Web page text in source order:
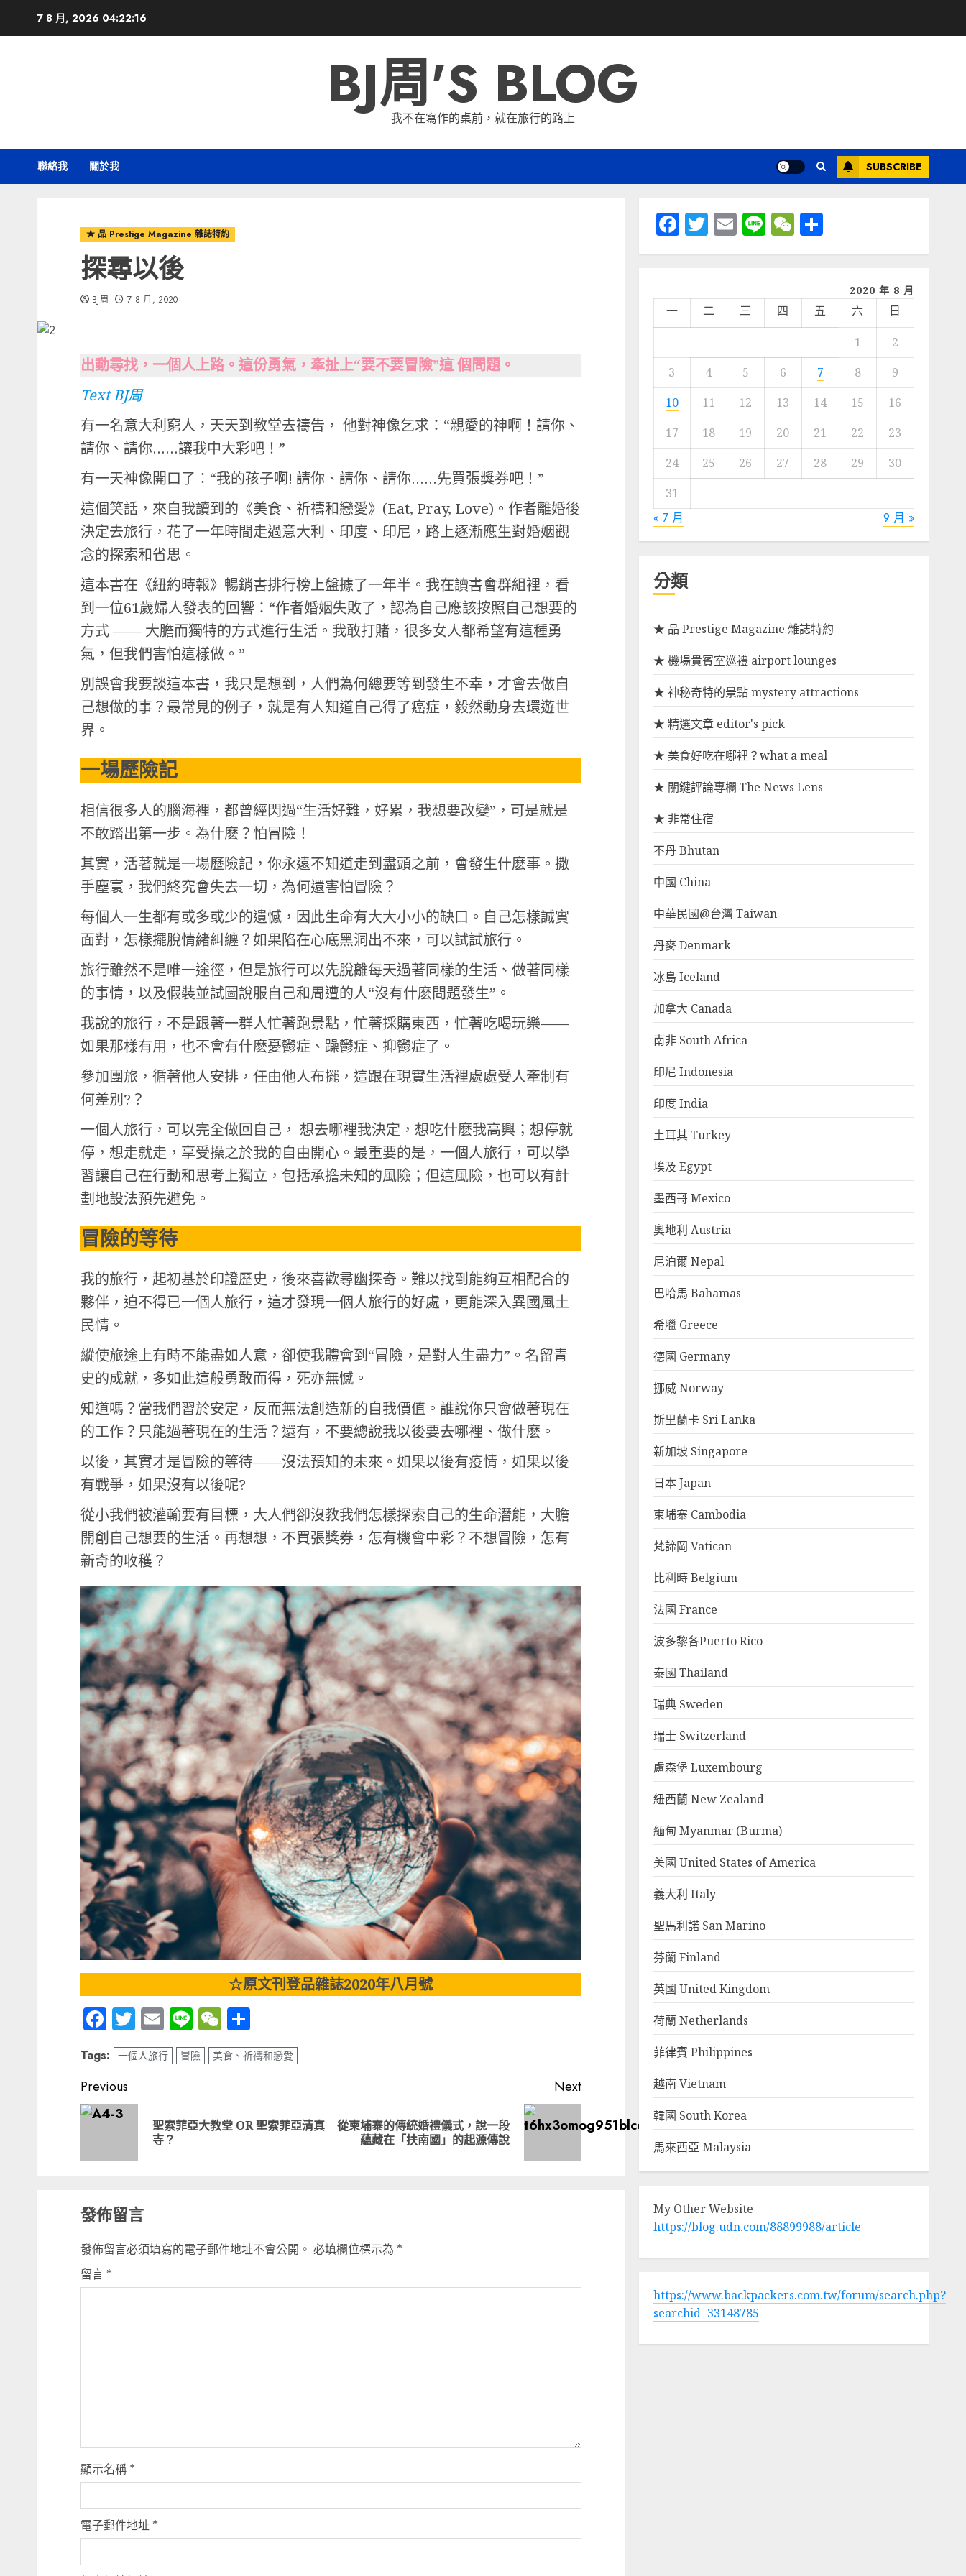
7 8 月, 2026 04:22:17
BJ周'S BLOG
我不在寫作的桌前，就在旅行的路上
聯絡我 關於我 SUBSCRIBE
★ 品 Prestige Magazine 雜誌特約
探尋以後
BJ周 7 8 月, 2020
出動尋找，一個人上路。這份勇氣，牽扯上“要不要冒險”這 個問題。
Text BJ周
有一名意大利窮人，天天到教堂去禱告， 他對神像乞求：“親愛的神啊！請你、
請你、請你……讓我中大彩吧！”
有一天神像開口了：“我的孩子啊! 請你、請你、請你……先買張獎券吧！”
這個笑話，來自我讀到的《美食、祈禱和戀愛》(Eat, Pray, Love)。作者離婚後
決定去旅行，花了一年時間走過意大利、印度、印尼，路上逐漸應生對婚姻觀
念的探索和省思。
這本書在《紐約時報》暢銷書排行榜上盤據了一年半。我在讀書會群組裡，看
到一位61歲婦人發表的回響：“作者婚姻失敗了，認為自己應該按照自己想要的
方式 —— 大膽而獨特的方式進行生活。我敢打賭，很多女人都希望有這種勇
氣，但我們害怕這樣做。”
別誤會我要談這本書，我只是想到，人們為何總要等到發生不幸，才會去做自
己想做的事？最常見的例子，就是有人知道自己得了癌症，毅然動身去環遊世
界。
一場歷險記
相信很多人的腦海裡，都曾經閃過“生活好難，好累，我想要改變”，可是就是
不敢踏出第一步。為什麽？怕冒險！
其實，活著就是一場歷險記，你永遠不知道走到盡頭之前，會發生什麽事。撒
手塵寰，我們終究會失去一切，為何還害怕冒險？
每個人一生都有或多或少的遺憾，因此生命有大大小小的缺口。自己怎樣誠實
面對，怎樣擺脫情緒糾纏？如果陷在心底黑洞出不來，可以試試旅行。
旅行雖然不是唯一途徑，但是旅行可以先脫離每天過著同樣的生活、做著同樣
的事情，以及假裝並試圖說服自己和周遭的人“沒有什麽問題發生”。
我說的旅行，不是跟著一群人忙著跑景點，忙著採購東西，忙著吃喝玩樂——
如果那樣有用，也不會有什麽憂鬱症、躁鬱症、抑鬱症了。
參加團旅，循著他人安排，任由他人布擺，這跟在現實生活裡處處受人牽制有
何差別?？
一個人旅行，可以完全做回自己， 想去哪裡我決定，想吃什麽我高興；想停就
停，想走就走，享受操之於我的自由開心。最重要的是，一個人旅行，可以學
習讓自己在行動和思考上獨立，包括承擔未知的風險；但這風險，也可以有計
劃地設法預先避免。
冒險的等待
我的旅行，起初基於印證歷史，後來喜歡尋幽探奇。難以找到能夠互相配合的
夥伴，迫不得已一個人旅行，這才發現一個人旅行的好處，更能深入異國風土
民情。
縱使旅途上有時不能盡如人意，卻使我體會到“冒險，是對人生盡力”。名留青
史的成就，多如此這般勇敢而得，死亦無憾。
知道嗎？當我們習於安定，反而無法創造新的自我價值。誰說你只會做著現在
的工作？只能過著現在的生活？還有，不要總說我以後要去哪裡、做什麽。
以後，其實才是冒險的等待——沒法預知的未來。如果以後有疫情，如果以後
有戰爭，如果沒有以後呢?
從小我們被灌輸要有目標，大人們卻沒教我們怎樣探索自己的生命潛能，大膽
開創自己想要的生活。再想想，不買張獎券，怎有機會中彩？不想冒險，怎有
新奇的收穫？
☆原文刊登品雜誌2020年八月號
Facebook
Twitter
Email
LineWeChat
享
Tags: 一個人旅行 冒險 美食、祈禱和戀愛
Post
navigation
Previous
Previous
post:
聖索菲亞大教堂 OR 聖索菲亞清真
寺？
Next
Next
post:
從柬埔寨的傳統婚禮儀式，說一段
蘊藏在「扶南國」的起源傳說
發佈留言
發佈留言必須填寫的電子郵件地址不會公開。 必填欄位標示為 *
留言 *
顯示名稱 *
電子郵件地址 *
Facebook
Twitter
Email
LineWeChat
分
享
2020 年 8 月
一 二 三 四 五 六
日
1
2
3
4 5 6 7 8
9
10
11 12 13 14 15
16
17
18 19 20 21 22
23
24
25 26 27 28 29
30
31
« 7 月 9 月 »
分類
★ 品 Prestige Magazine 雜誌特約
★ 機場貴賓室巡禮 airport lounges
★ 神秘奇特的景點 mystery attractions
★ 精選文章 editor's pick
★ 美食好吃在哪裡？what a meal
★ 關鍵評論專欄 The News Lens
★ 非常住宿
不丹 Bhutan
中國 China
中華民國@台灣 Taiwan
丹麥 Denmark
冰島 Iceland
加拿大 Canada
南非 South Africa
印尼 Indonesia
印度 India
土耳其 Turkey
埃及 Egypt
墨西哥 Mexico
奧地利 Austria
尼泊爾 Nepal
巴哈馬 Bahamas
希臘 Greece
德國 Germany
挪威 Norway
斯里蘭卡 Sri Lanka
新加坡 Singapore
日本 Japan
柬埔寨 Cambodia
梵諦岡 Vatican
比利時 Belgium
法國 France
波多黎各Puerto Rico
泰國 Thailand
瑞典 Sweden
瑞士 Switzerland
盧森堡 Luxembourg
紐西蘭 New Zealand
緬甸 Myanmar (Burma)
美國 United States of America
義大利 Italy
聖馬利諾 San Marino
芬蘭 Finland
英國 United Kingdom
荷蘭 Netherlands
菲律賓 Philippines
越南 Vietnam
韓國 South Korea
馬來西亞 Malaysia
My Other Website
https://blog.udn.com/88899988/article
https://www.backpackers.com.tw/forum/search.php?
searchid=33148785